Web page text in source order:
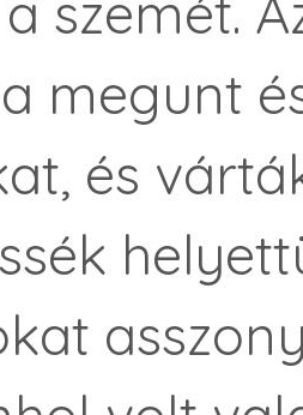
megunt
és